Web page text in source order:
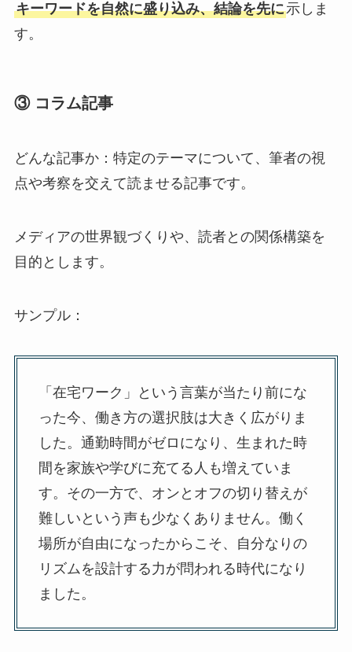
キーワードを自然に盛り込み、結論を先に示しま
す。
③ コラム記事
どんな記事か：特定のテーマについて、筆者の視
点や考察を交えて読ませる記事です。
メディアの世界観づくりや、読者との関係構築を
目的とします。
サンプル：
「在宅ワーク」という言葉が当たり前にな
った今、働き方の選択肢は大きく広がりま
した。通勤時間がゼロになり、生まれた時
間を家族や学びに充てる人も増えていま
す。その一方で、オンとオフの切り替えが
難しいという声も少なくありません。働く
場所が自由になったからこそ、自分なりの
リズムを設計する力が問われる時代になり
ました。